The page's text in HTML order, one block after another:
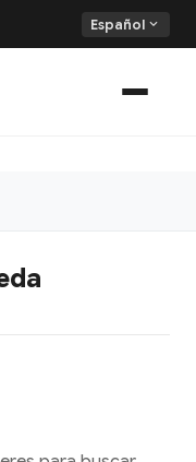
Español expand_more